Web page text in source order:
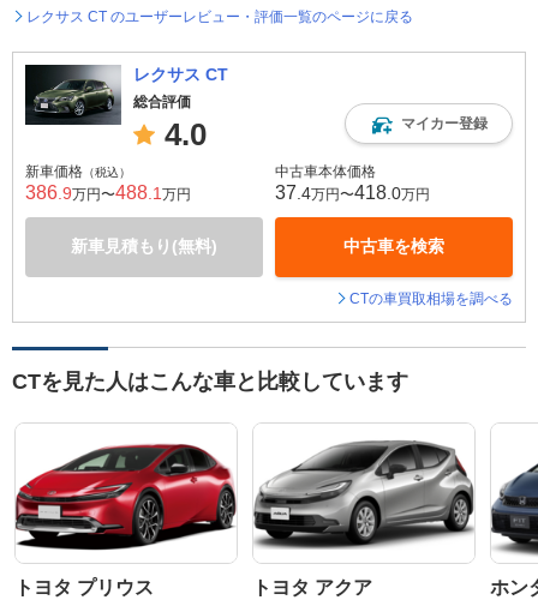
レクサス CT のユーザーレビュー・評価一覧のページに戻る
レクサス CT
総合評価
4.0 マイカー登録
新車価格 （税込）
386 .9万円〜488 .1 万円
新車見積もり(無料)
中古車本体価格
37 .4万円〜418 .0万円
中古車を検索
CTの車買取相場を調べる
CTを見た人はこんな車と比較しています
トヨタ プリウス トヨタ アクア ホン